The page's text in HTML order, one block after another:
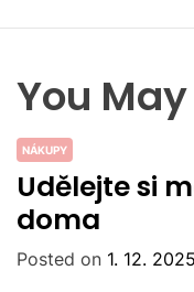
You
NÁKUPY
Udělejte si
doma
Posted on 1. 12. 2025